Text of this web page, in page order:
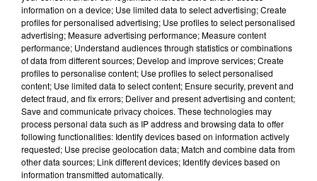
DERNIERS PODCASTS
24 juillet 2026
Les Zinformés - 24/07/26
information on a device; Use limited data to select advertising; Create
profiles for personalised advertising; Use profiles to select personalised
advertising; Measure advertising performance; Measure content
performance; Understand audiences through statistics or combinations
of data from different sources; Develop and improve services; Create
profiles to personalise content; Use profiles to select personalised
content; Use limited data to select content; Ensure security, prevent and
detect fraud, and fix errors; Deliver and present advertising and content;
Save and communicate privacy choices. These technologies may
process personal data such as IP address and browsing data to offer
following functionalities: Identify devices based on information actively
requested; Use precise geolocation data; Match and combine data from
other data sources; Link different devices; Identify devices based on
information transmitted automatically.